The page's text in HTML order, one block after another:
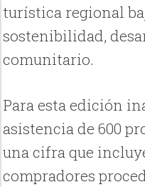
turística regional
sostenibilidad,
comunitario.
Para esta edición
asistencia de 600
una cifra que
compradores